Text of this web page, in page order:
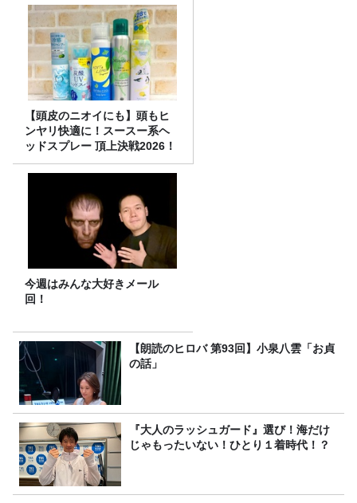
【頭皮のニオイにも】頭もヒ
ンヤリ快適に！スースー系ヘ
ッドスプレー 頂上決戦2026！
今週はみんな大好きメール
回！
【朗読のヒロバ 第93回】小泉八雲「お貞
の話」
『大人のラッシュガード』選び！海だけ
じゃもったいない！ひとり１着時代！？